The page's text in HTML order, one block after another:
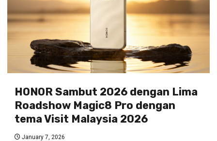
HONOR Sambut 2026 dengan Lima
Roadshow Magic8 Pro dengan
tema Visit Malaysia 2026
January 7, 2026